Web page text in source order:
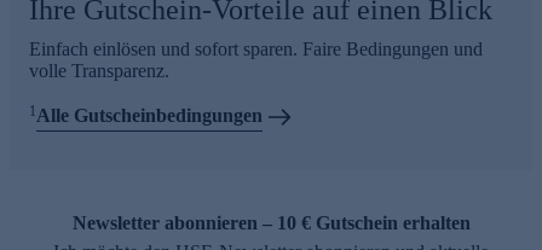
Ihre Gutschein-Vorteile auf einen Blick
Einfach einlösen und sofort sparen. Faire Bedingungen und
volle Transparenz.
1Alle Gutscheinbedingungen
Newsletter abonnieren – 10 € Gutschein erhalten